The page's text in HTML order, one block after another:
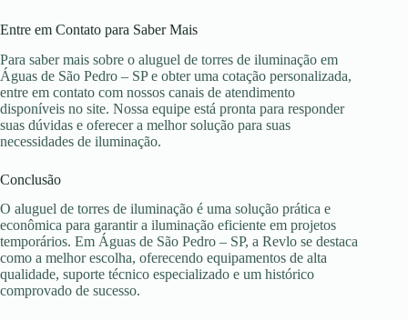
Entre em Contato para Saber Mais
Para saber mais sobre o aluguel de torres de iluminação em
Águas de São Pedro – SP e obter uma cotação personalizada,
entre em contato com nossos canais de atendimento
disponíveis no site. Nossa equipe está pronta para responder
suas dúvidas e oferecer a melhor solução para suas
necessidades de iluminação.
Conclusão
O aluguel de torres de iluminação é uma solução prática e
econômica para garantir a iluminação eficiente em projetos
temporários. Em Águas de São Pedro – SP, a Revlo se destaca
como a melhor escolha, oferecendo equipamentos de alta
qualidade, suporte técnico especializado e um histórico
comprovado de sucesso.